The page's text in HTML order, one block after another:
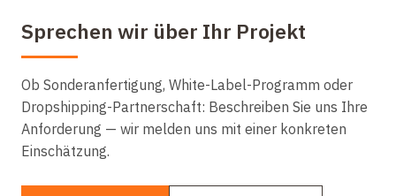
Sprechen wir über Ihr Projekt
Ob Sonderanfertigung, White-Label-Programm oder
Dropshipping-Partnerschaft: Beschreiben Sie uns Ihre
Anforderung — wir melden uns mit einer konkreten
Einschätzung.